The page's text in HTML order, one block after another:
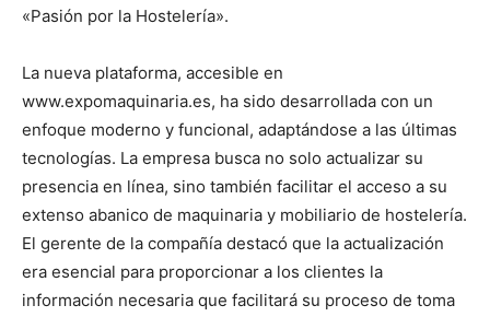
«Pasión por la Hostelería».
La nueva plataforma, accesible en
www.expomaquinaria.es, ha sido desarrollada con un
enfoque moderno y funcional, adaptándose a las últimas
tecnologías. La empresa busca no solo actualizar su
presencia en línea, sino también facilitar el acceso a su
extenso abanico de maquinaria y mobiliario de hostelería.
El gerente de la compañía destacó que la actualización
era esencial para proporcionar a los clientes la
información necesaria que facilitará su proceso de toma